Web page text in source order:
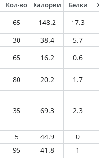
Кол-во Калории Белки
65 148.2 17.3
30 38.4 5.7
65 16.2 0.6
80 20.2 1.7
35 69.3 2.3
5 44.9 0
95 41.8 1